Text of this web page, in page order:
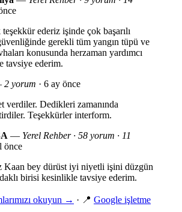
ederiz işinde çok başarılı
gerekli tüm yangın tüpü ve
konusunda herzaman yardımcı
tavsiye ederim.
2 yorum · 6 ay önce
verdiler. Dedikleri zamanında
Teşekkürler interform.
— Yerel Rehber · 58 yorum · 11
önce
Kaan bey dürüst iyi niyetli işini düzgün
birisi kesinlikle tavsiye ederim.
okuyun → · 📍 Google işletme